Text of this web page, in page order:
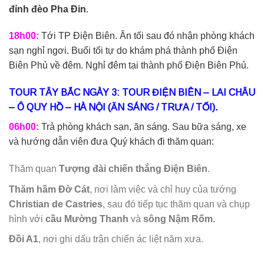
đỉnh đèo Pha Đin.
18h00: Tới TP Điện Biên. Ăn tối sau đó nhận phòng khách
sạn nghỉ ngơi. Buổi tối tự do khám phá thành phố Điện
Biên Phủ về đêm. Nghỉ đêm tại thành phố Điện Biên Phủ.
TOUR TÂY BẮC NGÀY 3: TOUR ĐIỆN BIÊN – LAI CHÂU
– Ô QUY HỒ – HÀ NỘI (ĂN SÁNG / TRƯA / TỐI).
06h00: Trả phòng khách sạn, ăn sáng. Sau bữa sáng, xe
và hướng dẫn viên đưa Quý khách đi thăm quan:
Thăm quan Tượng đài chiến thắng Điện Biên.
Thăm hầm Đờ Cát, nơi làm việc và chỉ huy của tướng
Christian de Castries, sau đó tiếp tục thăm quan và chụp
hình với cầu Mường Thanh và sông Nậm Rốm.
Đồi A1, nơi ghi dấu trận chiến ác liệt năm xưa.